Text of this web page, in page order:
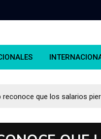
reconoce que los salarios